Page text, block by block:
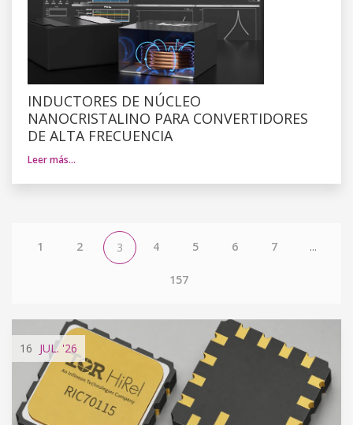
INDUCTORES DE NÚCLEO
NANOCRISTALINO PARA CONVERTIDORES
DE ALTA FRECUENCIA
Leer más…
1 2 3 4 5 6 7 ...
157
16 JUL.'26